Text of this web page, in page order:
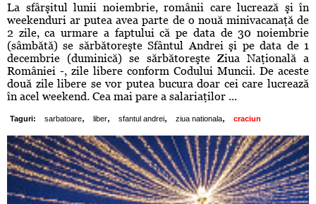
La sfârşitul lunii noiembrie, românii care lucrează şi în
weekenduri ar putea avea parte de o nouă minivacanaţă de
2 zile, ca urmare a faptului că pe data de 30 noiembrie
(sâmbătă) se sărbătoreşte Sfântul Andrei şi pe data de 1
decembrie (duminică) se sărbătoreşte Ziua Naţională a
României -, zile libere conform Codului Muncii. De aceste
două zile libere se vor putea bucura doar cei care lucrează
în acel weekend. Cea mai pare a salariaţilor ...
Taguri: sarbatoare, liber, sfantul andrei, ziua nationala, craciun